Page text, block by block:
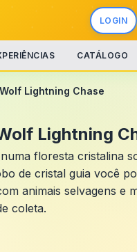
LOGIN
CATÁLOGO
Lightning Chase
Lightning
floresta cristalina
de cristal guia você
animais selvagens e
coleta.